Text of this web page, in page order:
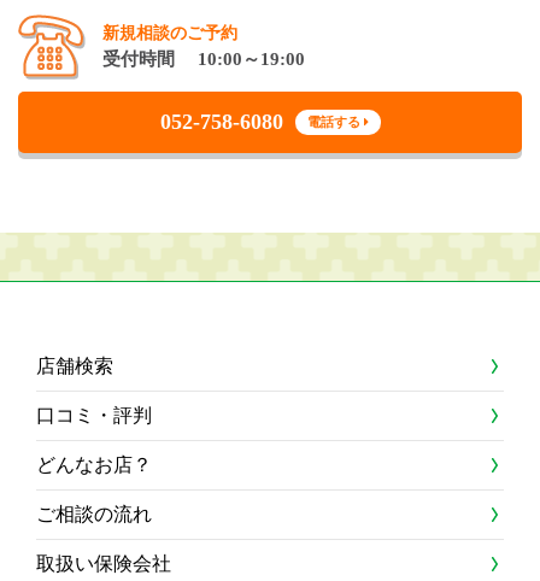
新規相談のご予約
受付時間 10:00～19:00
052-758-6080 電話する
店舗検索
口コミ・評判
どんなお店？
ご相談の流れ
取扱い保険会社